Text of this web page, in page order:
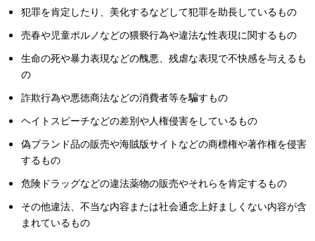
犯罪を肯定したり、美化するなどして犯罪を助⻑しているもの
売春や児童ポルノなどの猥褻⾏為や違法な性表現に関するもの
⽣命の死や暴⼒表現などの醜悪、残虐な表現で不快感を与えるも
の
詐欺⾏為や悪徳商法などの消費者等を騙すもの
ヘイトスピーチなどの差別や⼈権侵害をしているもの
偽ブランド品の販売や海賊版サイトなどの商標権や著作権を侵害
するもの
危険ドラッグなどの違法薬物の販売やそれらを肯定するもの
その他違法、不当な内容または社会通念上好ましくない内容が含
まれているもの